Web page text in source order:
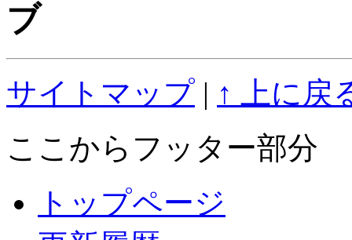
ブ
サイトマップ | ↑ 上に戻
ここからフッター部分
トップページ